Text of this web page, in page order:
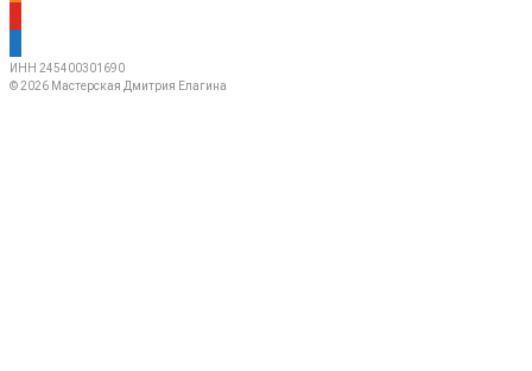
ИНН 245400301690
© 2026 Мастерская Дмитрия Елагина